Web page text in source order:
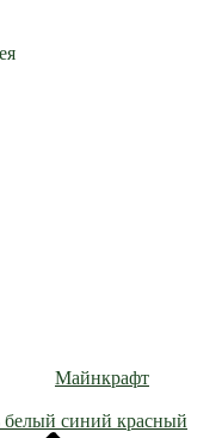
Майнкрафт
белый синий красный